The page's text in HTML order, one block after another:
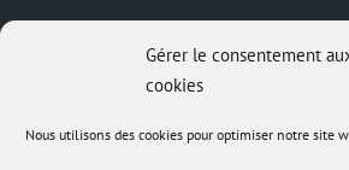
Gérer le consentement
cookies
Nous utilisons des cookies pour optimiser notre site
Mentions légales
Politique de confidentialité